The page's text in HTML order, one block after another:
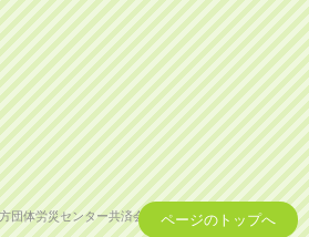
ページのトップへ
団体労災センター共済会 All Rights Reserved.